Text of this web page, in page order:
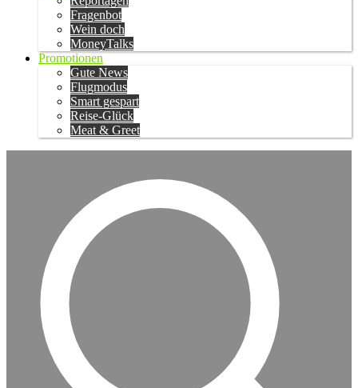
Fragenbot
Wein doch
MoneyTalks
Promotionen
Gute News
Flugmodus
Smart gespart
Reise-Glück
Meat & Greet